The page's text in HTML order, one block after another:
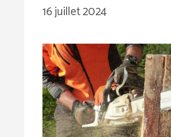
16 juillet 2024